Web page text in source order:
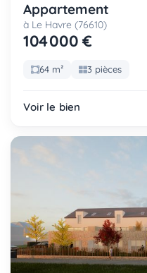
Appartement
à Le Havre (76610)
104 000 €
64 m² 3 pièces
Voir le bien